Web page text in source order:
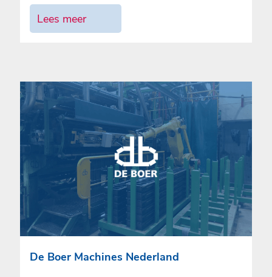
Lees meer
De Boer Machines Nederland